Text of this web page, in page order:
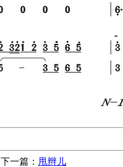
下一篇： 甩辫儿